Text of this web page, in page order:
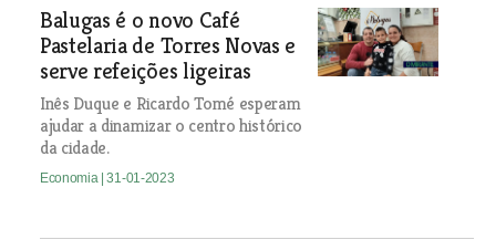
Balugas é o novo Café
Pastelaria de Torres Novas e
serve refeições ligeiras
Inês Duque e Ricardo Tomé esperam
ajudar a dinamizar o centro histórico
da cidade.
Economia | 31-01-2023